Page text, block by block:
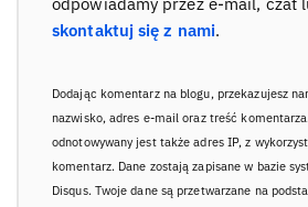
skontaktuj się z nami.
Dodając komentarz na blogu, przekazujesz
nazwisko, adres e-mail oraz treść
odnotowywany jest także adres IP, z
komentarz. Dane zostają zapisane w bazie
Disqus. Twoje dane są przetwarzane na